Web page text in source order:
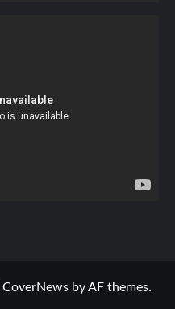
CoverNews by AF themes.